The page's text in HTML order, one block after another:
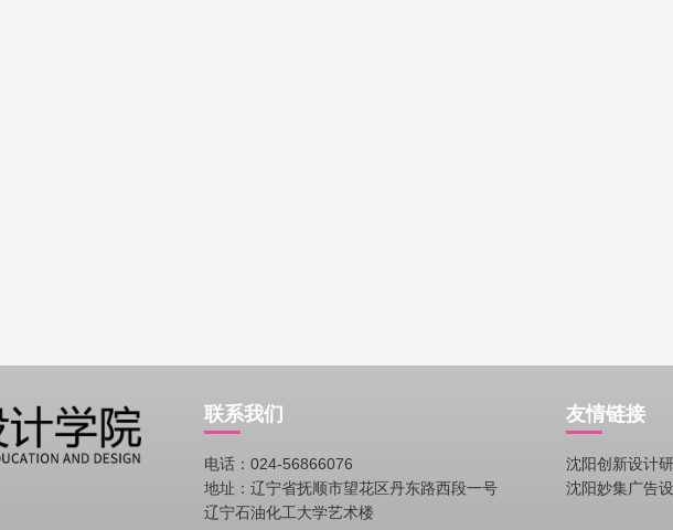
联系我们
电话：024-56866076
地址：辽宁省抚顺市望花区丹东路西段一号
辽宁石油化工大学艺术楼
友情链接
沈阳创新设计
沈阳妙集广告